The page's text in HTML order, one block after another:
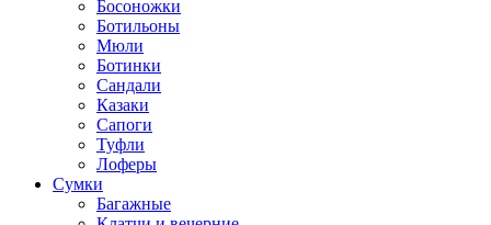
Босоножки
Ботильоны
Мюли
Ботинки
Сандали
Казаки
Сапоги
Туфли
Лоферы
Сумки
Багажные